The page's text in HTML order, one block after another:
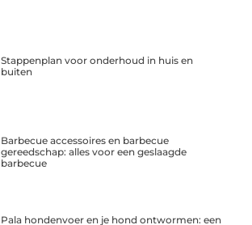
Stappenplan voor onderhoud in huis en
buiten
Barbecue accessoires en barbecue
gereedschap: alles voor een geslaagde
barbecue
Pala hondenvoer en je hond ontwormen: een